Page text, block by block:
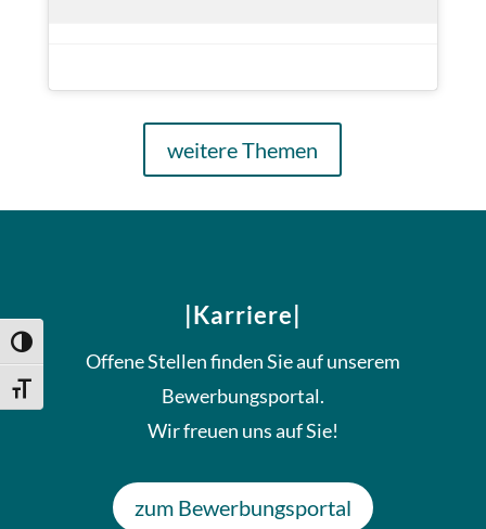
Umschalten auf hohe Kontraste
Schrift vergrößern
weitere Themen
|Karriere|
Offene Stellen finden Sie auf unserem
Bewerbungsportal.
Wir freuen uns auf Sie!
zum Bewerbungsportal